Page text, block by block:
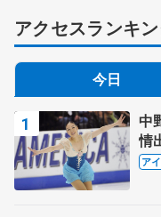
アクセスランキ
今日
中
情
ス
ア